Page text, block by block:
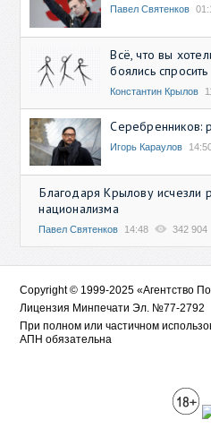
Павел Святенков
Всё, что вы
боялись спросить
Константин Крылов
Серебренников:
Игорь Караулов
Благодаря Крылову исчезли
национализма
Павел Святенков 14:48 342 904
Copyright © 1999-2025 «Агентство
Лицензия Минпечати Эл. №77-2792
При полном или частичном
АПН обязательна